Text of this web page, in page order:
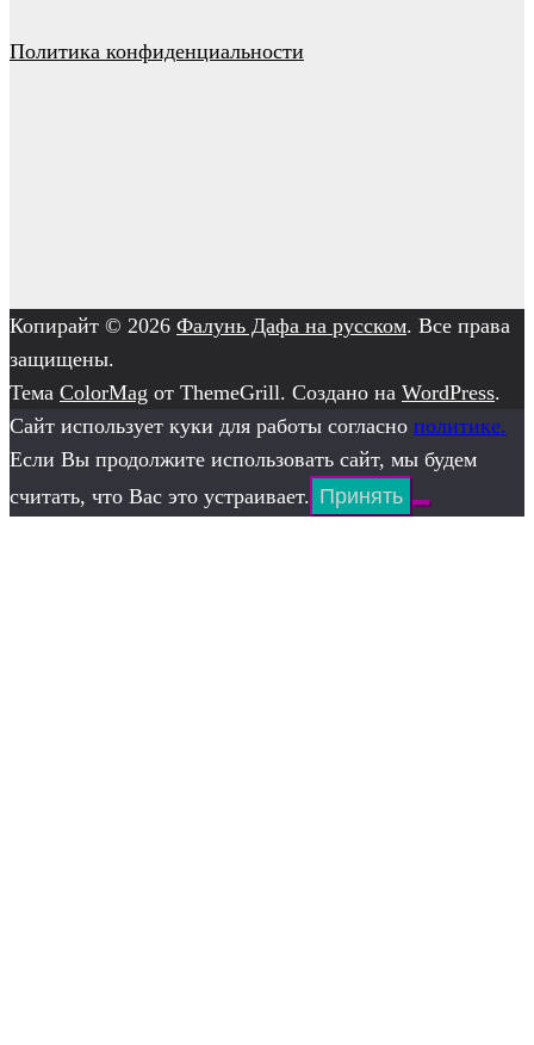
Политика конфиденциальности
Копирайт © 2026 Фалунь Дафа на русском. Все права
защищены.
Тема ColorMag от ThemeGrill. Создано на WordPress.
Сайт использует куки для работы согласно политике.
Если Вы продолжите использовать сайт, мы будем
считать, что Вас это устраивает. Принять